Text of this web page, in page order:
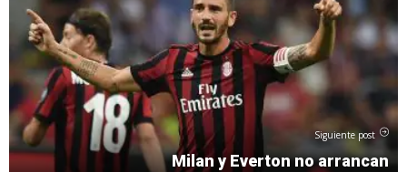
Siguiente post
Milan y Everton no arrancan